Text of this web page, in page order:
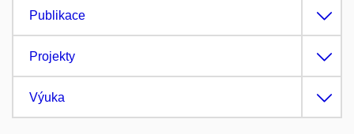
Publikace
Projekty
Výuka